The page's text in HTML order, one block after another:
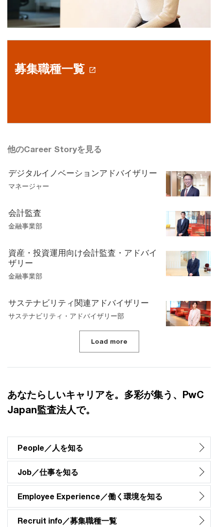
募集職種一覧
他のCareer Storyを見る
デジタルイノベーションアドバイザリー
マネージャー
会計監査
金融事業部
資産・投資運用向け会計監査・アドバイ
ザリー
金融事業部
サステナビリティ関連アドバイザリー
サステナビリティ・アドバイザリー部
Load more
あなたらしいキャリアを。多彩が集う、PwC
Japan監査法人で。
People／人を知る
Job／仕事を知る
Employee Experience／働く環境を知る
Recruit info／募集職種一覧